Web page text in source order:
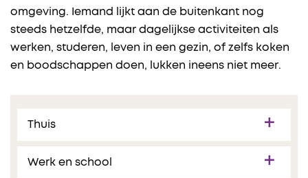
omgeving. Iemand lijkt aan de buitenkant nog
steeds hetzelfde, maar dagelijkse activiteiten als
werken, studeren, leven in een gezin, of zelfs koken
en boodschappen doen, lukken ineens niet meer.
Thuis
Werk en school